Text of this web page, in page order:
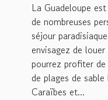
La Guadeloupe
de nombreuses
séjour
envisagez de
pourrez profiter
de plages de
Caraïbes et...